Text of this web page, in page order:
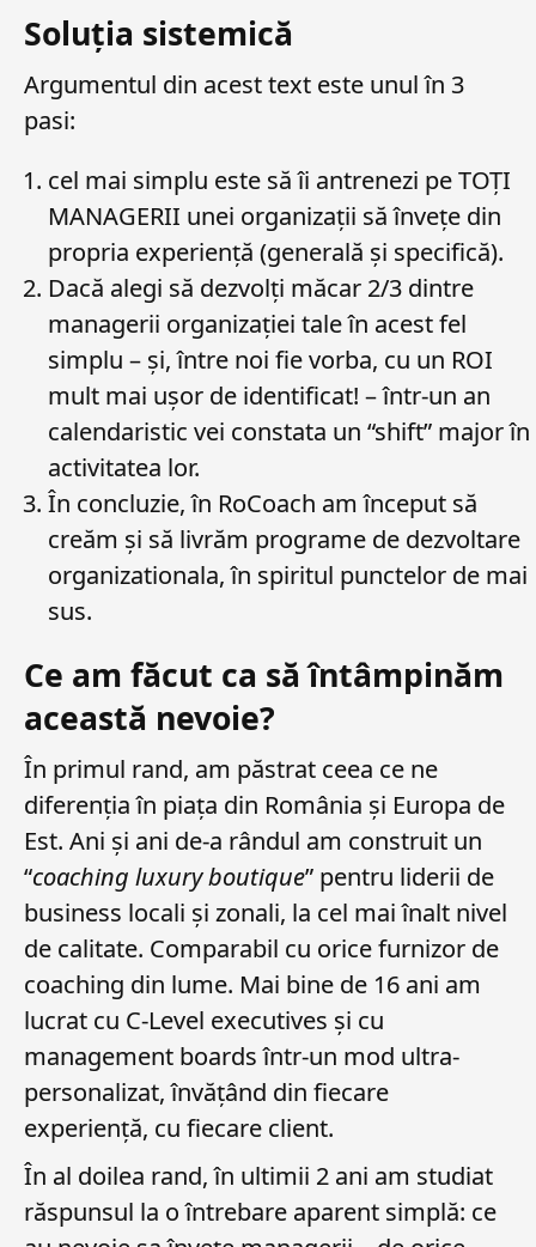
Soluția sistemică
Argumentul din acest text este unul în 3
pasi:
cel mai simplu este să îi antrenezi pe TOȚI
MANAGERII unei organizații să învețe din
propria experiență (generală și specifică).
Dacă alegi să dezvolți măcar 2/3 dintre
managerii organizației tale în acest fel
simplu – și, între noi fie vorba, cu un ROI
mult mai ușor de identificat! – într-un an
calendaristic vei constata un “shift” major în
activitatea lor.
În concluzie, în RoCoach am început să
creăm și să livrăm programe de dezvoltare
organizationala, în spiritul punctelor de mai
sus.
Ce am făcut ca să întâmpinăm
această nevoie?
În primul rand, am păstrat ceea ce ne
diferenția în piața din România și Europa de
Est. Ani și ani de-a rândul am construit un
“coaching luxury boutique” pentru liderii de
business locali și zonali, la cel mai înalt nivel
de calitate. Comparabil cu orice furnizor de
coaching din lume. Mai bine de 16 ani am
lucrat cu C-Level executives și cu
management boards într-un mod ultra-
personalizat, învățând din fiecare
experiență, cu fiecare client.
În al doilea rand, în ultimii 2 ani am studiat
răspunsul la o întrebare aparent simplă: ce